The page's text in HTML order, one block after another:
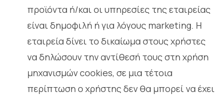
προϊόντα ή/και οι υπηρεσίες της εταιρείας
είναι δημοφιλή ή για λόγους marketing. Η
εταιρεία δίνει το δικαίωμα στους χρήστες
να δηλώσουν την αντίθεσή τους στη χρήση
μηχανισμών cookies, σε μια τέτοια
περίπτωση ο χρήστης δεν θα μπορεί να έχει